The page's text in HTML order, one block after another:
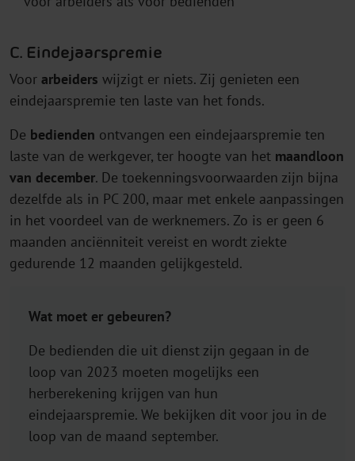
C. Eindejaarspremie
Voor arbeiders wijzigt er niets. Zij genieten een
eindejaarspremie ten laste van het fonds.
De bedienden ontvangen een eindejaarspremie ten
laste van de werkgever, ter hoogte van het maandloon
van december. De toekenningsvoorwaarden zijn bijna
dezelfde als in PC 200, maar met enkele aanpassingen
in het voordeel van de werknemers. Zo is er geen 6
maanden anciënniteit vereist en wordt ziekte
gedurende 12 maanden gelijkgesteld.
Wat moet er gebeuren?
De bedienden die uit dienst zijn gegaan in de
loop van 2023 moeten mogelijks een
herberekening krijgen van hun
eindejaarspremie. We bekijken dit voor jou in de
loop van de maand september.